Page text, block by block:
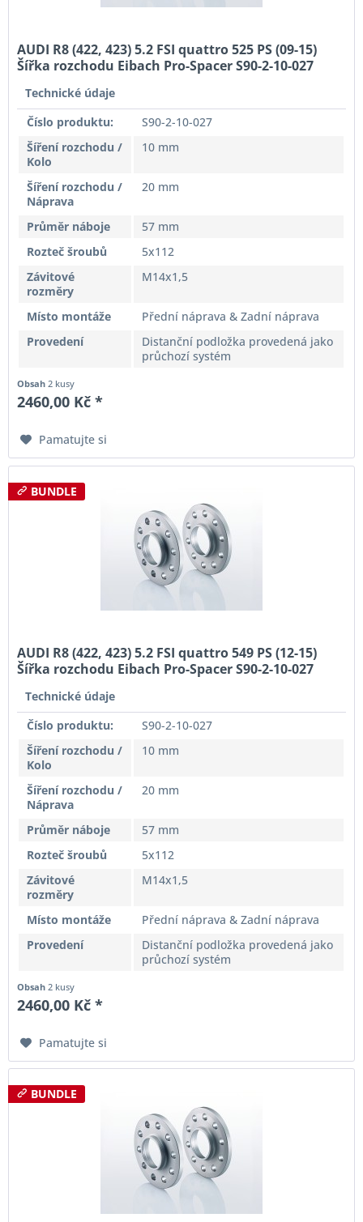
AUDI R8 (422, 423) 5.2 FSI quattro 525 PS (09-15)
Šířka rozchodu Eibach Pro-Spacer S90-2-10-027
Technické údaje
Číslo produktu:
S90-2-10-027
Šíření rozchodu /
Kolo
10 mm
Šíření rozchodu /
Náprava
20 mm
Průměr náboje
57 mm
Rozteč šroubů
5x112
Závitové
rozměry
M14x1,5
Místo montáže
Přední náprava & Zadní náprava
Provedení
Distanční podložka provedená jako
průchozí systém
Obsah 2 kusy
2460,00 Kč *
Pamatujte si
BUNDLE
AUDI R8 (422, 423) 5.2 FSI quattro 549 PS (12-15)
Šířka rozchodu Eibach Pro-Spacer S90-2-10-027
Technické údaje
Číslo produktu:
S90-2-10-027
Šíření rozchodu /
Kolo
10 mm
Šíření rozchodu /
Náprava
20 mm
Průměr náboje
57 mm
Rozteč šroubů
5x112
Závitové
rozměry
M14x1,5
Místo montáže
Přední náprava & Zadní náprava
Provedení
Distanční podložka provedená jako
průchozí systém
Obsah 2 kusy
2460,00 Kč *
Pamatujte si
BUNDLE